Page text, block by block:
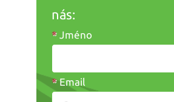
nás:
* Jméno
*Email